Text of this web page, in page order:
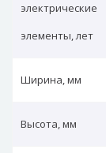
электрические
элементы, лет
Ширина, мм
Высота, мм